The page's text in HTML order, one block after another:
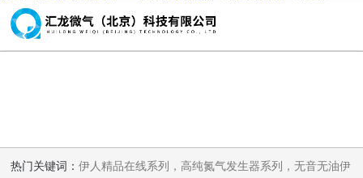
热门关键词：伊人精品在线系列，高纯氮气发生器系列，无音无油伊